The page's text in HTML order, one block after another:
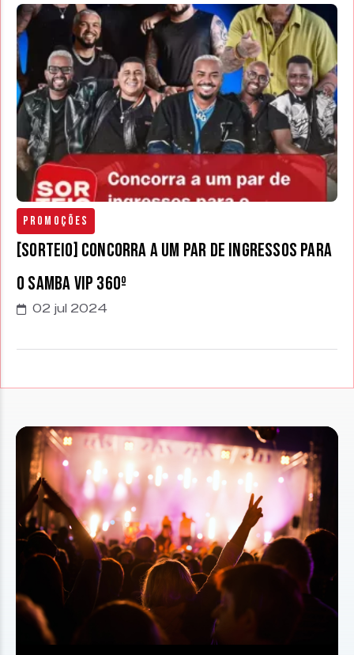
Promoções
[SORTEIO] Concorra a um par de ingressos para
o Samba Vip 360º
02 jul 2024